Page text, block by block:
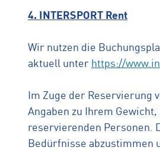
4. INTERSPORT Rent
Wir nutzen die
aktuell unter https://
Im Zuge der
Angaben zu Ihrem
reservierenden Personen.
Bedürfnisse abzustimmen